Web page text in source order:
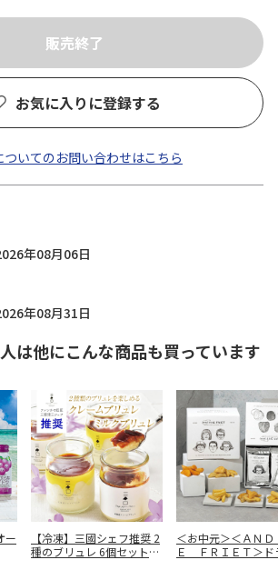
お気に入りに登録する
ついてのお問い合わせはこちら
年08月06日
年08月31日
は他にこんな商品も買っています
ー
【冷凍】三國シェフ推奨 2
種のブリュレ 6個セット
＜お中元＞＜ＡＮ
Ｅ ＦＲＩＥＴ＞ド